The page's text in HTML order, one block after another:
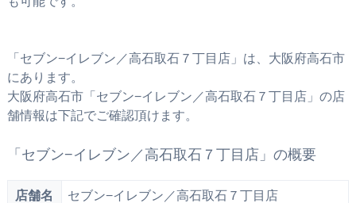
「セブン−イレブン／高石取石７丁目店」は、大阪府高石市
にあります。
大阪府高石市「セブン−イレブン／高石取石７丁目店」の店
舗情報は下記でご確認頂けます。
「セブン−イレブン／高石取石７丁目店」の概要
店舗名 セブン−イレブン／高石取石７丁目店